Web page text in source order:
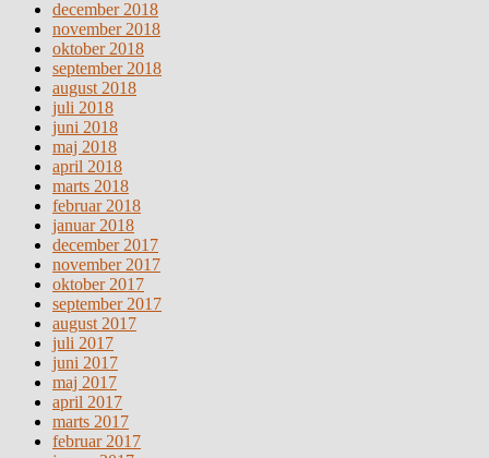
december 2018
november 2018
oktober 2018
september 2018
august 2018
juli 2018
juni 2018
maj 2018
april 2018
marts 2018
februar 2018
januar 2018
december 2017
november 2017
oktober 2017
september 2017
august 2017
juli 2017
juni 2017
maj 2017
april 2017
marts 2017
februar 2017